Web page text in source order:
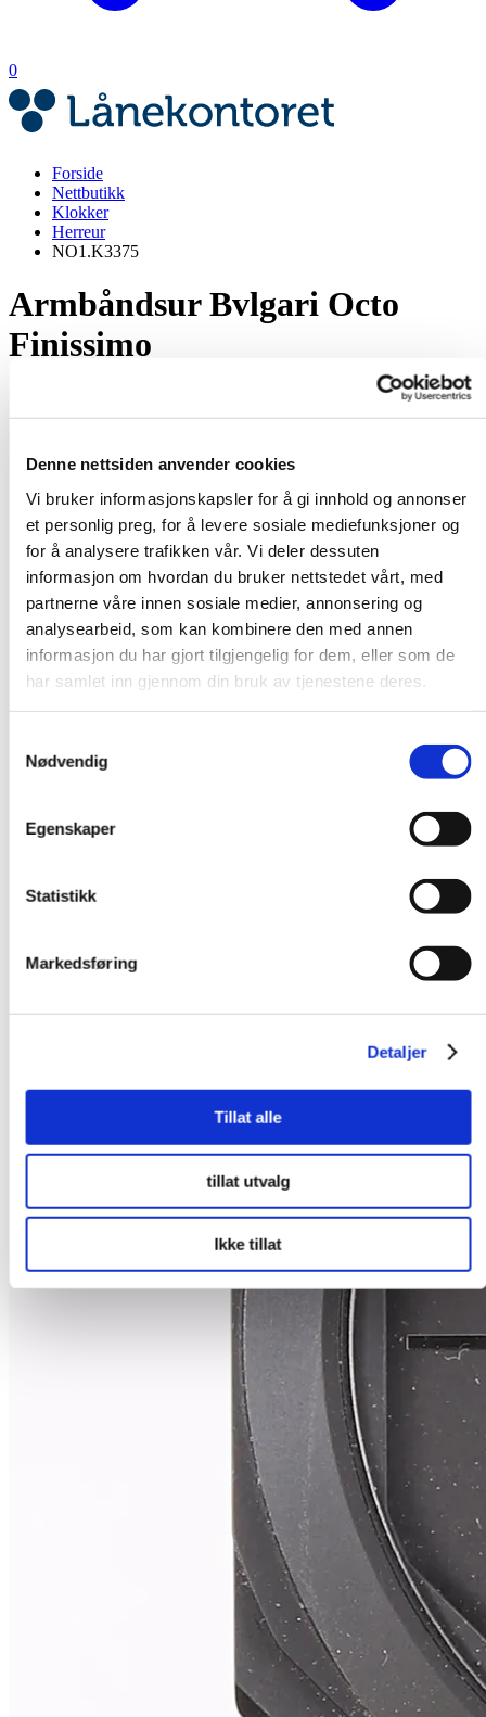
Denne nettsiden anvender cookies
Vi bruker informasjonskapsler for å gi innhold og annonser
et personlig preg, for å levere sosiale mediefunksjoner og
for å analysere trafikken vår. Vi deler dessuten
informasjon om hvordan du bruker nettstedet vårt, med
partnerne våre innen sosiale medier, annonsering og
analysearbeid, som kan kombinere den med annen
informasjon du har gjort tilgjengelig for dem, eller som de
har samlet inn gjennom din bruk av tjenestene deres.
Nødvendig
Egenskaper
Statistikk
Markedsføring
Detaljer
Tillat alle
tillat utvalg
Ikke tillat
0
Forside
Nettbutikk
Klokker
Herreur
NO1.K3375
Armbåndsur Bvlgari Octo
Finissimo